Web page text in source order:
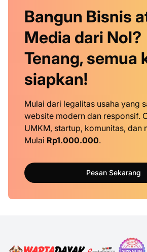
Bangun Bisnis
Media dari Nol?
Tenang, semua
siapkan!
Mulai dari legalitas usaha yang
website modern dan responsif.
UMKM, startup, komunitas, dan
Mulai Rp1.000.000.
Pesan Sekarang